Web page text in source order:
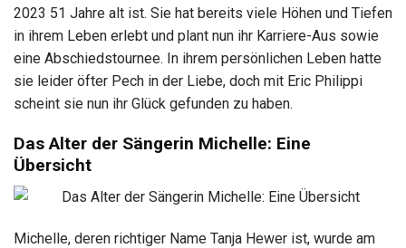
2023 51 Jahre alt ist. Sie hat bereits viele Höhen und Tiefen
in ihrem Leben erlebt und plant nun ihr Karriere-Aus sowie
eine Abschiedstournee. In ihrem persönlichen Leben hatte
sie leider öfter Pech in der Liebe, doch mit Eric Philippi
scheint sie nun ihr Glück gefunden zu haben.
Das Alter der Sängerin Michelle: Eine
Übersicht
Michelle, deren richtiger Name Tanja Hewer ist, wurde am